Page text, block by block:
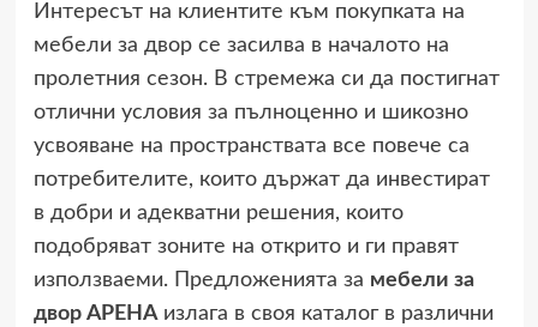
Интересът на клиентите към покупката на
мебели за двор се засилва в началото на
пролетния сезон. В стремежа си да постигнат
отлични условия за пълноценно и шикозно
усвояване на пространствата все повече са
потребителите, които държат да инвестират
в добри и адекватни решения, които
подобряват зоните на открито и ги правят
използваеми. Предложенията за мебели за
двор АРЕНАизлага в своя каталог в различни